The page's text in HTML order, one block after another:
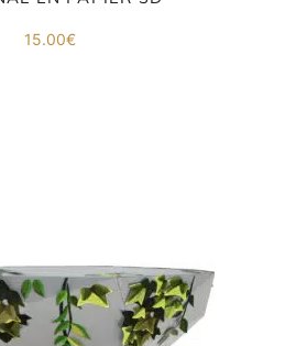
15.00€